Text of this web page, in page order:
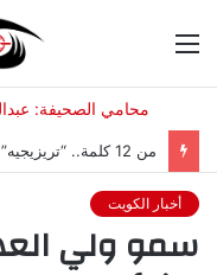
أخبار الكويت
سمو ولي